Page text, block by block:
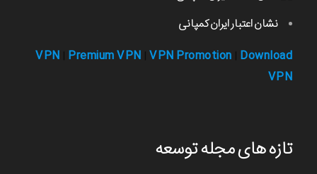
نشان اعتبار ایران کمپانی
VPN Premium VPN VPN Promotion Download
VPN
تازه های مجله توسعه